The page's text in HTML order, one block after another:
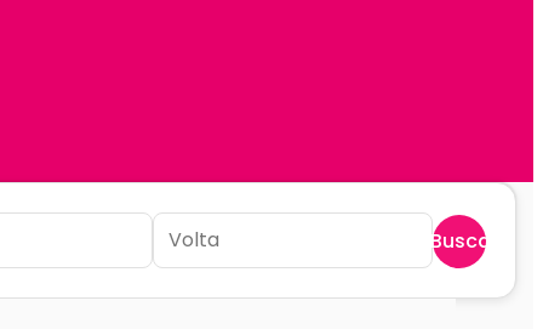
Buscar